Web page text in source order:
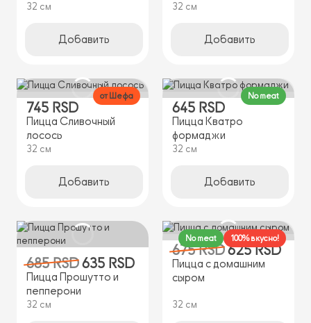
32 см
Добавить
32 см
Добавить
745 RSD
Пицца Cливочный
лосось
32 см
Добавить
от Шефа
645 RSD
Пицца Кватро
формаджи
32 см
Добавить
No meat
685 RSD635 RSD
Пицца Прошутто и
пепперони
32 см
675 RSD625 RSD
Пицца с домашним
сыром
32 см
No meat 100% вкусно!